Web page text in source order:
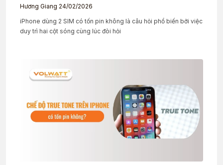
Hương Giang 24/02/2026
iPhone dùng 2 SIM có tốn pin không là câu hỏi phổ biến bởi việc
duy trì hai cột sóng cùng lúc đòi hỏi